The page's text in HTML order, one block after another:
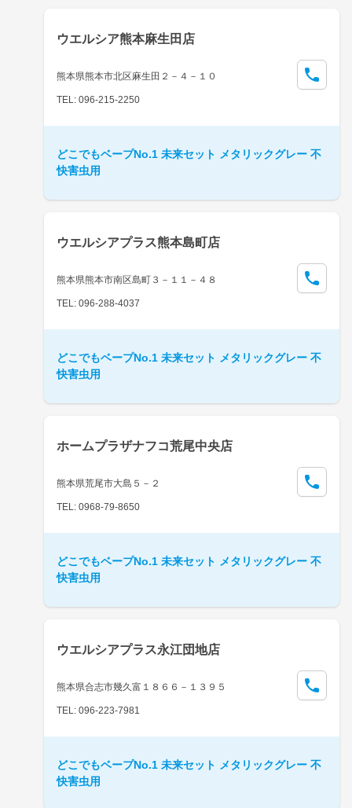
ウエルシア熊本麻生田店
熊本県熊本市北区麻生田２－４－１０
TEL: 096-215-2250
どこでもベープNo.1 未来セット メタリックグレー 不
快害虫用
ウエルシアプラス熊本島町店
熊本県熊本市南区島町３－１１－４８
TEL: 096-288-4037
どこでもベープNo.1 未来セット メタリックグレー 不
快害虫用
ホームプラザナフコ荒尾中央店
熊本県荒尾市大島５－２
TEL: 0968-79-8650
どこでもベープNo.1 未来セット メタリックグレー 不
快害虫用
ウエルシアプラス永江団地店
熊本県合志市幾久富１８６６－１３９５
TEL: 096-223-7981
どこでもベープNo.1 未来セット メタリックグレー 不
快害虫用